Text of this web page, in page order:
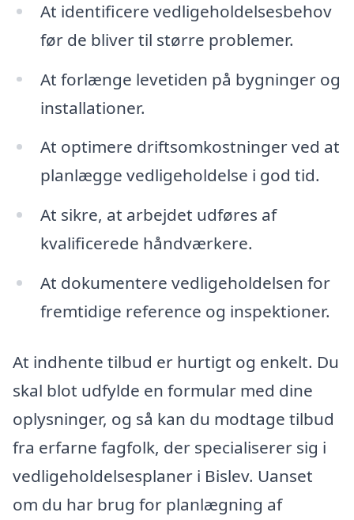
At identificere vedligeholdelsesbehov
før de bliver til større problemer.
At forlænge levetiden på bygninger og
installationer.
At optimere driftsomkostninger ved at
planlægge vedligeholdelse i god tid.
At sikre, at arbejdet udføres af
kvalificerede håndværkere.
At dokumentere vedligeholdelsen for
fremtidige reference og inspektioner.
At indhente tilbud er hurtigt og enkelt. Du
skal blot udfylde en formular med dine
oplysninger, og så kan du modtage tilbud
fra erfarne fagfolk, der specialiserer sig i
vedligeholdelsesplaner i Bislev. Uanset
om du har brug for planlægning af